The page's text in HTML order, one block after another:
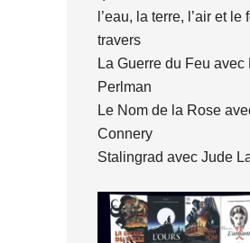
l’eau, la terre, l’air et le
travers
La Guerre du Feu avec
Perlman
Le Nom de la Rose
Connery
Stalingrad avec Jude